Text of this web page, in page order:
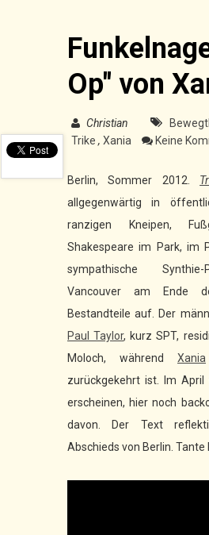
Op" von
Christian
Trike , Xania Keine
Berlin, Sommer 2012.
allgegenwärtig in
ranzigen Kneipen,
Shakespeare im Park, im
sympathische
Vancouver am Ende
Bestandteile auf. Der
Paul Taylor, kurz SPT,
Moloch, während Xania
zurückgekehrt ist. Im
erscheinen, hier noch
davon. Der Text
Abschieds von Berlin. Tante